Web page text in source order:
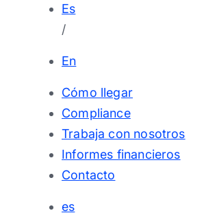
Es
/
En
Cómo llegar
Compliance
Trabaja con nosotros
Informes financieros
Contacto
es